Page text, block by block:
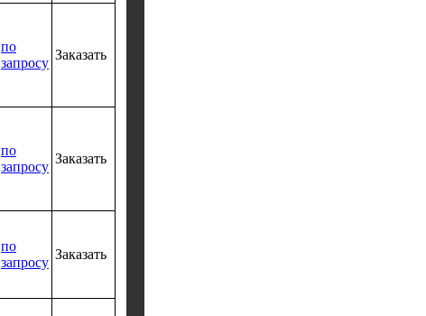
по
запросу
Заказать
по
запросу
Заказать
по
запросу
Заказать